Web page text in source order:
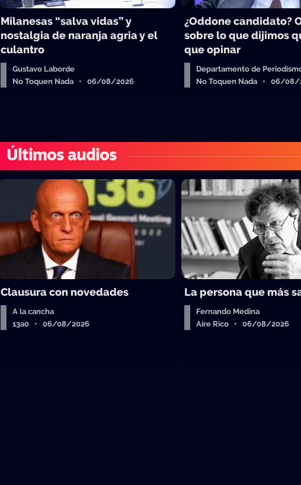
Milanesas “salva vidas” y
nostalgia de naranja agria y el
culantro
Gustavo Laborde
No Toquen Nada • 06/08/2026
¿Oddone candidato?
sobre lo que dijimos
que opinar
Departamento de
No Toquen Nada • 06/08/
Últimos audios
Clausura con novedades
A la cancha
13a0 • 06/08/2026
La persona que más
Fernando Medina
Aire Rico • 06/08/2026